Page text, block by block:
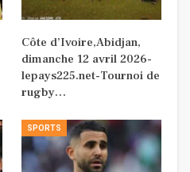
Côte d’Ivoire,Abidjan,
dimanche 12 avril 2026-
lepays225.net-Tournoi de
rugby…
SPORTS